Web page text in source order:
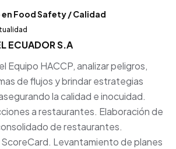
Food Safety / Calidad
ECUADOR S.A
Equipo HACCP, analizar peligros,
de flujos y brindar estrategias
la calidad e inocuidad.
a restaurantes. Elaboración de
de restaurantes.
Levantamiento de planes